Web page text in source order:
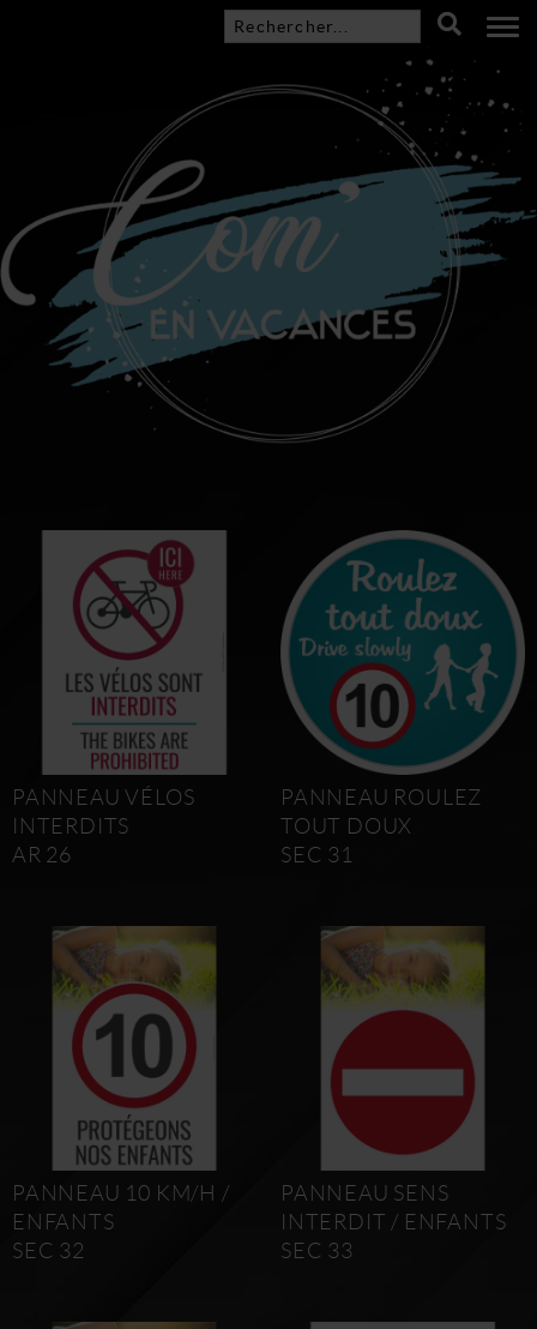
PANNEAU VÉLOS
INTERDITS
AR 26
PANNEAU ROULEZ
TOUT DOUX
SEC 31
PANNEAU 10 KM/H /
ENFANTS
SEC 32
PANNEAU SENS
INTERDIT / ENFANTS
SEC 33